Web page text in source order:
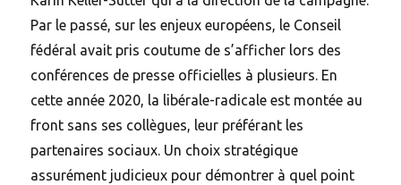
Par le passé, sur les enjeux européens, le Conseil
fédéral avait pris coutume de s’afficher lors des
conférences de presse officielles à plusieurs. En
cette année 2020, la libérale-radicale est montée au
front sans ses collègues, leur préférant les
partenaires sociaux. Un choix stratégique
assurément judicieux pour démontrer à quel point